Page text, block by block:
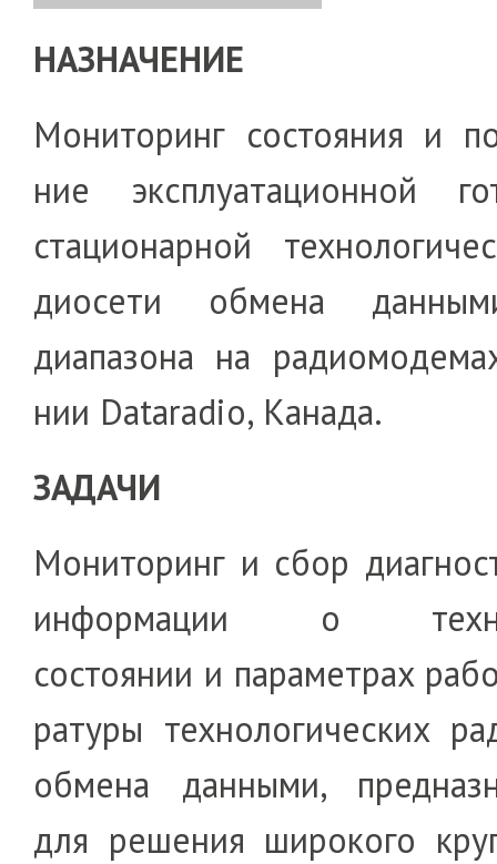
НАЗНАЧЕНИЕ
Мониторинг состояния и
ние эксплуата­цион­ной
стационарной
дио­сети обмена
диапазона на
нии Dataradio, Канада.
ЗАДАЧИ
Мониторинг и сбор
инфор­ма­­ции о
состоянии и парамет­рах
ра­туры тех­нологических
об­ме­на данными,
для решения ши­ро­кого